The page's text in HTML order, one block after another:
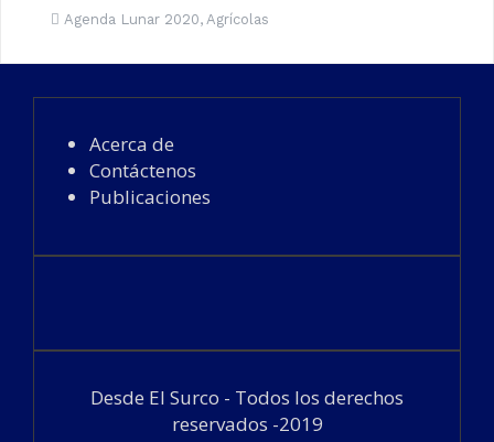
Agenda Lunar 2020, Agrícolas
Acerca de
Contáctenos
Publicaciones
Desde El Surco - Todos los derechos
reservados -2019